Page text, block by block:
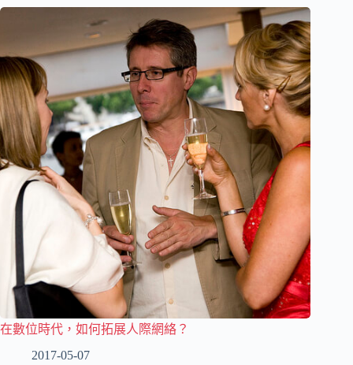
在數位時代，如何拓展人際網絡？
2017-05-07